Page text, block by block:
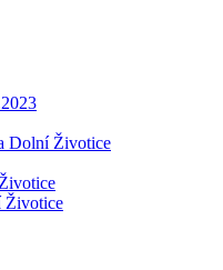
Dolní Životice
Životice